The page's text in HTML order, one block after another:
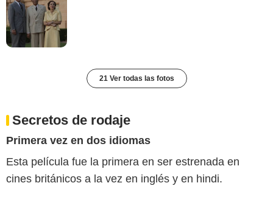
21 Ver todas las fotos
Secretos de rodaje
Primera vez en dos idiomas
Esta película fue la primera en ser estrenada en
cines británicos a la vez en inglés y en hindi.